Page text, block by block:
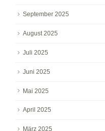
September 2025
August 2025
Juli 2025
Juni 2025
Mai 2025
April 2025
März 2025